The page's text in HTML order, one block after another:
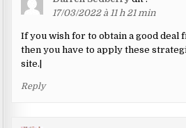
17/03/2022 à 11 h 21 min
If you wish for to obtain a good deal
then you have to apply these
site.|
Reply